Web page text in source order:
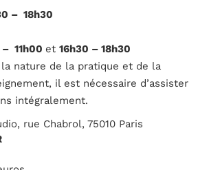
– 18h30
11h00 et 16h30 – 18h30
la nature de la pratique et de la
il est nécessaire d’assister
intégralement.
rue Chabrol, 75010 Paris